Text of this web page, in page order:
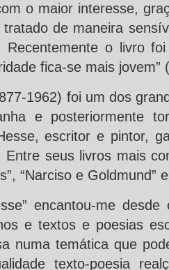
o maior interesse,
de maneira
Recentemente o livro
fica-se mais jovem”
1962) foi um dos
e posteriormente
escritor e pintor,
seus livros mais
“Narciso e Goldmund”
encantou-me
e textos e poesias
numa temática que
texto-poesia